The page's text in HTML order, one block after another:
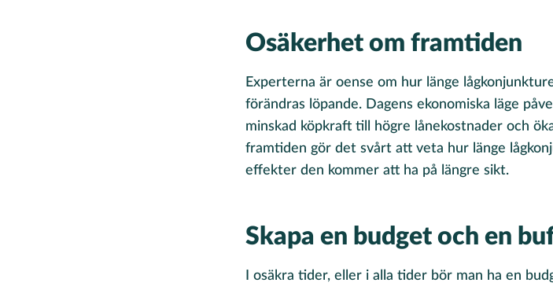
Osäkerhet om framtiden
Experterna är oense om hur länge
förändras löpande. Dagens ekonomiska läge
minskad köpkraft till högre lånekostnader och
framtiden gör det svårt att veta hur länge
effekter den kommer att ha på längre sikt.
Skapa en budget och en
I osäkra tider, eller i alla tider bör man ha en